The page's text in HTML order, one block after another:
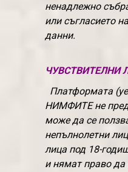
ненадлежно
или съгласието
данни.
ЧУВСТВИТЕЛНИ
Платформата
НИМФИТЕ не
може да се
непълнолетни
лица под 18-
и нямат право да